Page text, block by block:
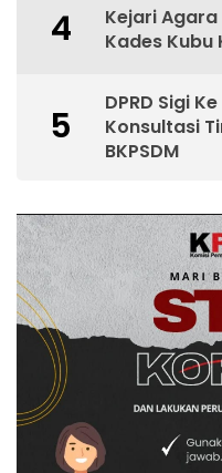
4
Kejari
Kades Kubu
5
DPRD Sigi
Konsultasi
BKPSDM